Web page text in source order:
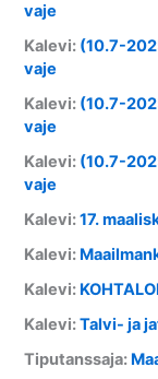
vaje
Kalevi: (10.7-
vaje
Kalevi: (10.7-
vaje
Kalevi: (10.7-
vaje
Kalevi:17.
Kalevi:
Kalevi:
Kalevi:Talvi- ja
Tiputanssaja: